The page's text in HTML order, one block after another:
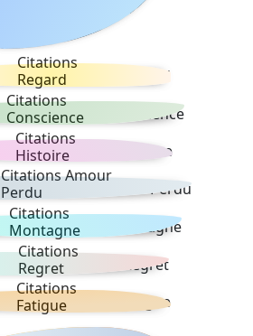
Citations
Regard
Citations
Conscience
Citations
Histoire
Citations Amour
Perdu
Citations
Montagne
Citations
Regret
Citations
Fatigue